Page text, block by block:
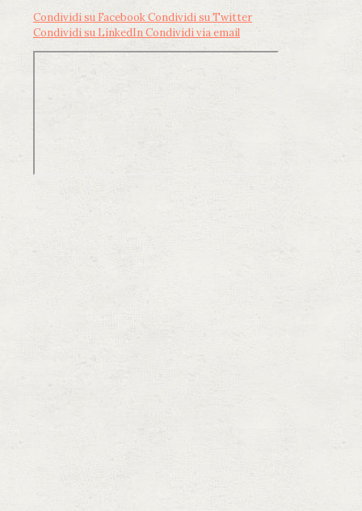
Condividi su FacebookCondividi su Twitter
Condividi su LinkedInCondividi via email